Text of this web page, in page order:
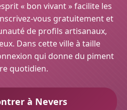
« bon vivant » facilite les
vous gratuitement et
de profils artisanaux,
Dans cette ville à taille
qui donne du piment
quotidien.
à Nevers